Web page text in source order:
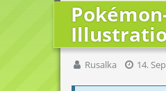
Rusalka 14.